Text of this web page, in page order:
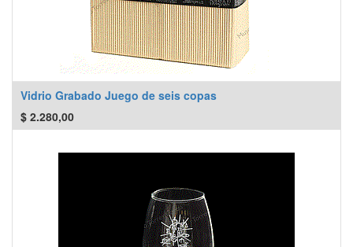
Vidrio Grabado Juego de seis copas
$ 2.280,00